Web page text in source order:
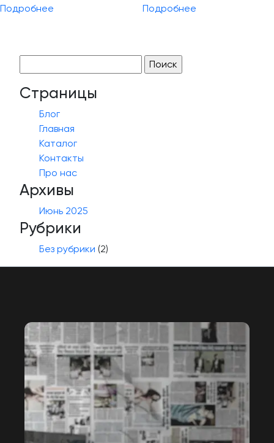
Подробнее Подробнее
Страницы
Блог
Главная
Каталог
Контакты
Про нас
Архивы
Июнь 2025
Рубрики
Без рубрики (2)